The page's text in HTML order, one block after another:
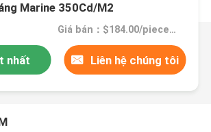
Marine 350Cd/M2
Giá bán：$184.00/pieces 2-499 pieces
nhất Liên hệ chúng tôi